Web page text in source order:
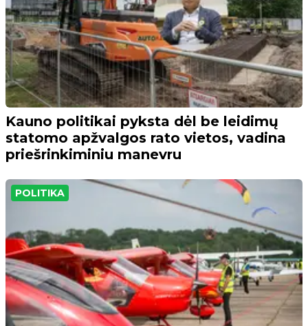
Kauno politikai pyksta dėl be leidimų
statomo apžvalgos rato vietos, vadina
priešrinkiminiu manevru
POLITIKA